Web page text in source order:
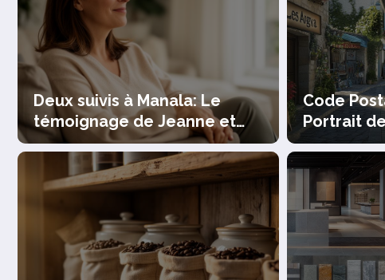
Deux suivis à Manala: Le
témoignage de Jeanne et
l’évaluation des progrès
réalisés
Code
Portrait
d’une
10
Les 7 etapes pour